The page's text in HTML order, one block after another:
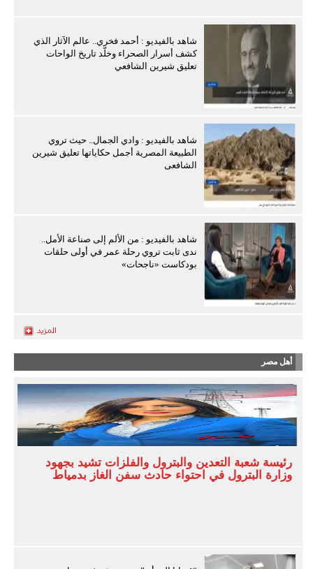
شاهد بالفيديو : أحمد فخري.. عالم الآثار الذي
كشف أسرار الصحراء وخلّد تاريخ الواحات
تعليق شيرين الشافعي
شاهد بالفيديو : وادي الجمال.. حيث تروي
الطبيعة المصرية أجمل حكاياتها تعليق شيرين
الشافعى
شاهد بالفيديو : من الألم إلى صناعة الأمل..
ندى ثابت تروي رحلة عمر في أولى حلقات
بودكاست «ناجحات»
أهل مصر
رئيسة شعبة التعدين والبترول والفلزات تشيد بجهود
وزارة البترول في احتواء حادث سفن الغاز بدمياط